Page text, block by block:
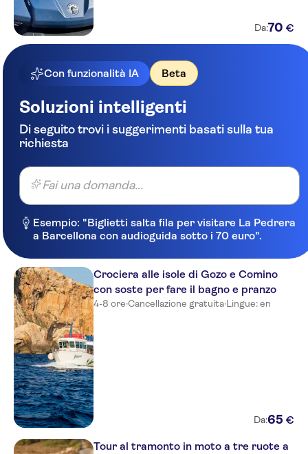
The Westin Dragonara Resort
Radisson St Julians
AX The Palace Malta
Burlington Apartments
Osborne Hotel
Spinola Hotel
Plaza Regency
Juliani
Alexandra Hotel
Argento
Hilton Malta
Allegro Hotel
Sliema Hotel
St Julian's Bay Hotel Malta
Da:70 €
Con funzionalità IA Beta
Soluzioni intelligenti
Di seguito trovi i suggerimenti basati sulla tua
richiesta
Fai una domanda...
Esempio: "Biglietti salta fila per visitare La Pedrera
a Barcellona con audioguida sotto i 70 euro".
Crociera alle isole di Gozo e Comino
con soste per fare il bagno e pranzo
4-8 ore·Cancellazione gratuita·Lingue: en
Da:65 €
Tour al tramonto in moto a tre ruote a